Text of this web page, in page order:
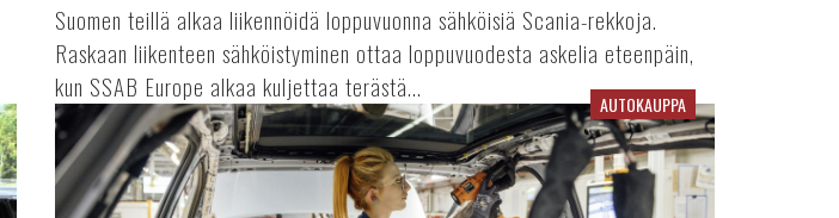
Suomen teillä alkaa liikennöidä loppuvuonna sähköisiä Scania-rekkoja.
Raskaan liikenteen sähköistyminen ottaa loppuvuodesta askelia eteenpäin,
kun SSAB Europe alkaa kuljettaa terästä...
Komponenttipula
takana
päin
AUTOKAUPPA